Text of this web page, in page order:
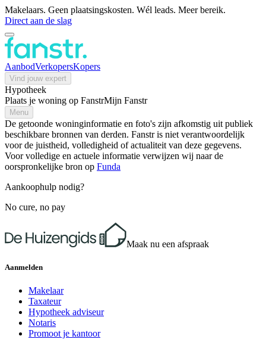
Makelaars. Geen plaatsingskosten. Wél leads. Meer bereik.
Direct aan de slag
AanbodVerkopersKopers
Vind jouw expert
Hypotheek
Plaats je woning op FanstrMijn Fanstr
Menu
De getoonde woninginformatie en foto's zijn afkomstig uit publiek
beschikbare bronnen van derden. Fanstr is niet verantwoordelijk
voor de juistheid, volledigheid of actualiteit van deze gegevens.
Voor volledige en actuele informatie verwijzen wij naar de
oorspronkelijke bron op Funda
Aankoophulp nodig?
No cure, no pay
Maak nu een afspraak
Aanmelden
Makelaar
Taxateur
Hypotheek adviseur
Notaris
Promoot je kantoor